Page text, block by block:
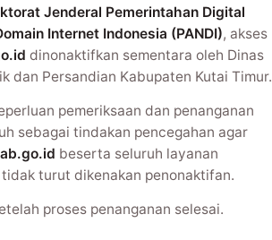
Jenderal Pemerintahan Digital
Internet Indonesia (PANDI), akses
dinonaktifkan sementara oleh Dinas
dan Persandian Kabupaten Kutai Timur.
pemeriksaan dan penanganan
sebagai tindakan pencegahan agar
beserta seluruh layanan
turut dikenakan penonaktifan.
proses penanganan selesai.